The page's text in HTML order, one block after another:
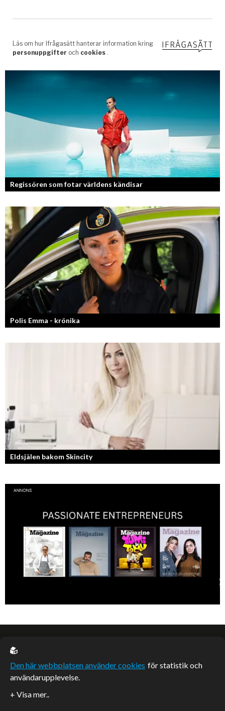
Regissören som fotar världens kändisar
Fotografen och regissören Peter Svenson har en lång meritlista och är
ett sant bevis på att om man tror på sig själv och...
Polis Emma - krönika
Kan jag snälla få prata med dig igen, för du va så bra att prata med.
Eldsjälen bakom Skincity
Annica Forsgren Kjellman ligger bakom skönhetsimperiet Skincity –
EU casino
Den här webbplatsen använder cookies för statistik och
användarupplevelse.